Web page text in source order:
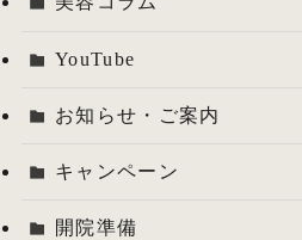
YouTube
お知らせ・ご案内
キャンペーン
開院準備